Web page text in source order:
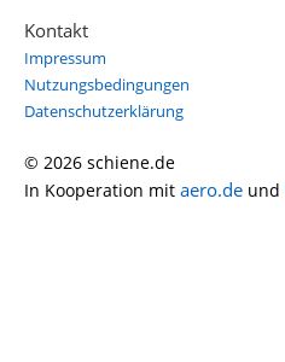
Kontakt
Impressum
Nutzungsbedingungen
Datenschutzerklärung
© 2026 schiene.de
In Kooperation mit aero.de und